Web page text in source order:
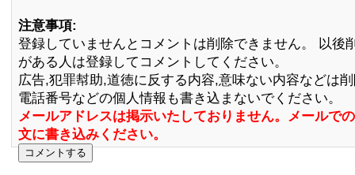
注意事項:
登録していませんとコメントは削除できません。 以後
がある人は登録してコメントしてください。
広告,犯罪幇助,道徳に反する内容,意味ない内容などは
電話番号などの個人情報も書き込まないでください。
メールアドレスは掲示いたしておりません。メールで
文に書き込みください。